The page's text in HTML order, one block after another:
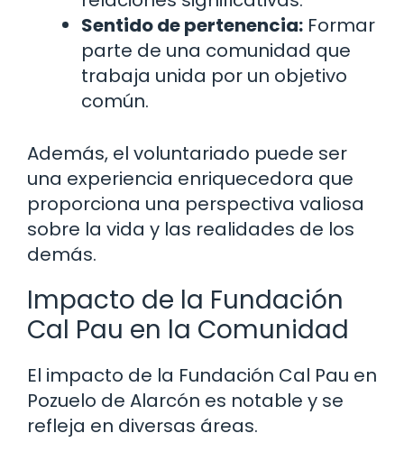
Sentido de pertenencia: Formar
parte de una comunidad que
trabaja unida por un objetivo
común.
Además, el voluntariado puede ser
una experiencia enriquecedora que
proporciona una perspectiva valiosa
sobre la vida y las realidades de los
demás.
Impacto de la Fundación
Cal Pau en la Comunidad
El impacto de la Fundación Cal Pau en
Pozuelo de Alarcón es notable y se
refleja en diversas áreas.